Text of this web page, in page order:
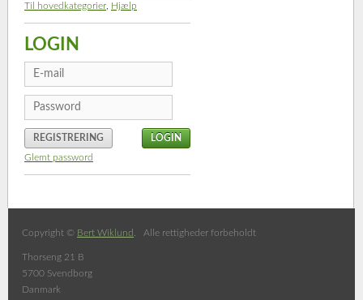
Til hovedkategorier Hjælp
LOGIN
REGISTRERING
Glemt password
Copyright © Bert Wiklund . Alle rettigheder forbeholdt
Thorseng 21 B
5700 Svendborg
Danmark